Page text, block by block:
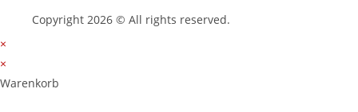
Copyright 2026 © All rights reserved.
×
×
Warenkorb